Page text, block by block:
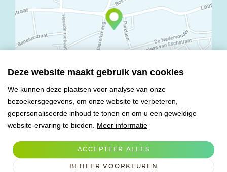
Deze website maakt gebruik van cookies
We kunnen deze plaatsen voor analyse van onze
bezoekersgegevens, om onze website te verbeteren,
gepersonaliseerde inhoud te tonen en om u een geweldige
website-ervaring te bieden. Meer informatie
BEHEER VOORKEUREN
ACCEPTEER ALLES
© Copyright 2026 Mareco Sweet Creations BV
Alle rechten voorbehouden
Verwerkersovereenkomst